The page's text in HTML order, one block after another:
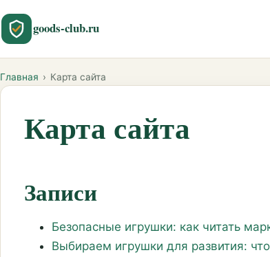
goods-club.ru
Главная › Карта сайта
Карта сайта
Записи
Безопасные игрушки: как читать
Выбираем игрушки для развития: